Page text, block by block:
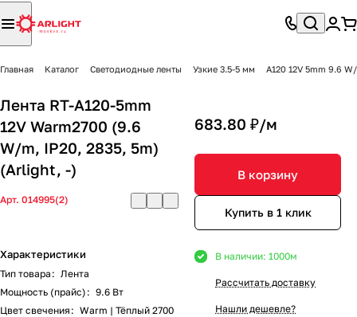
Главная Каталог Светодиодные ленты Узкие 3.5-5 мм A120 12V 5mm 9.6
Лента RT-A120-5mm
12V Warm2700 (9.6
W/m, IP20, 2835, 5m)
(Arlight, -)
Арт. 014995(2)
Характеристики
Тип товара : Лента
Мощность (прайс) : 9.6 Вт
Цвет свечения : Warm | Тёплый 2700
683.80 ₽/м
В корзину
Купить в 1 клик
В наличии: 1000м
Рассчитать доставку
Нашли дешевле?